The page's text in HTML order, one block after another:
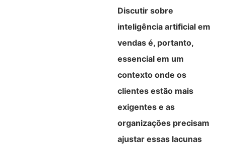
Discutir sobre
inteligência artificial em
vendas é, portanto,
essencial em um
contexto onde os
clientes estão mais
exigentes e as
organizações precisam
ajustar essas lacunas